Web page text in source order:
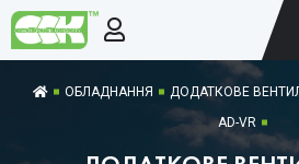
ОБЛАДНАННЯ
ДОДАТКОВЕ
AD-VR